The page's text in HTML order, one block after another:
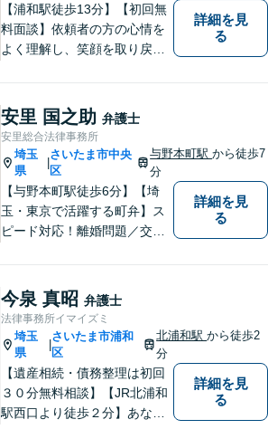
【浦和駅徒歩13分】【初回無
料面談】依頼者の方の心情を
よく理解し、笑顔を取り戻す
婚・男女問題／親権／遺産・
相続／交通事故のお困りごと
はお任せください！休日・夜
間にも対応可能◎【駐車場あ
り】
詳細を見
る
安里 国之助 弁護士
安里総合法律事務所
埼玉
県
さいたま市中央
区
与野本町駅から徒歩7
分
【与野本町駅徒歩6分】【埼
玉・東京で活躍する町弁】ス
ピード対応！離婚問題／交通
など、お困りごとがあればお
気軽にご相談ください！皆様
が平穏な日々を取り戻せるよ
う、尽力してまいります。
【土日祝・夜間対応◎】
詳細を見
る
今泉 真昭 弁護士
法律事務所イマイズミ
埼玉
県
|
さいたま市浦和
区
北浦和駅から徒歩2
分
【遺産相続・債務整理は初回
３０分無料相談】【JR北浦和
駅西口より徒歩２分】あなた
詳細を見
る